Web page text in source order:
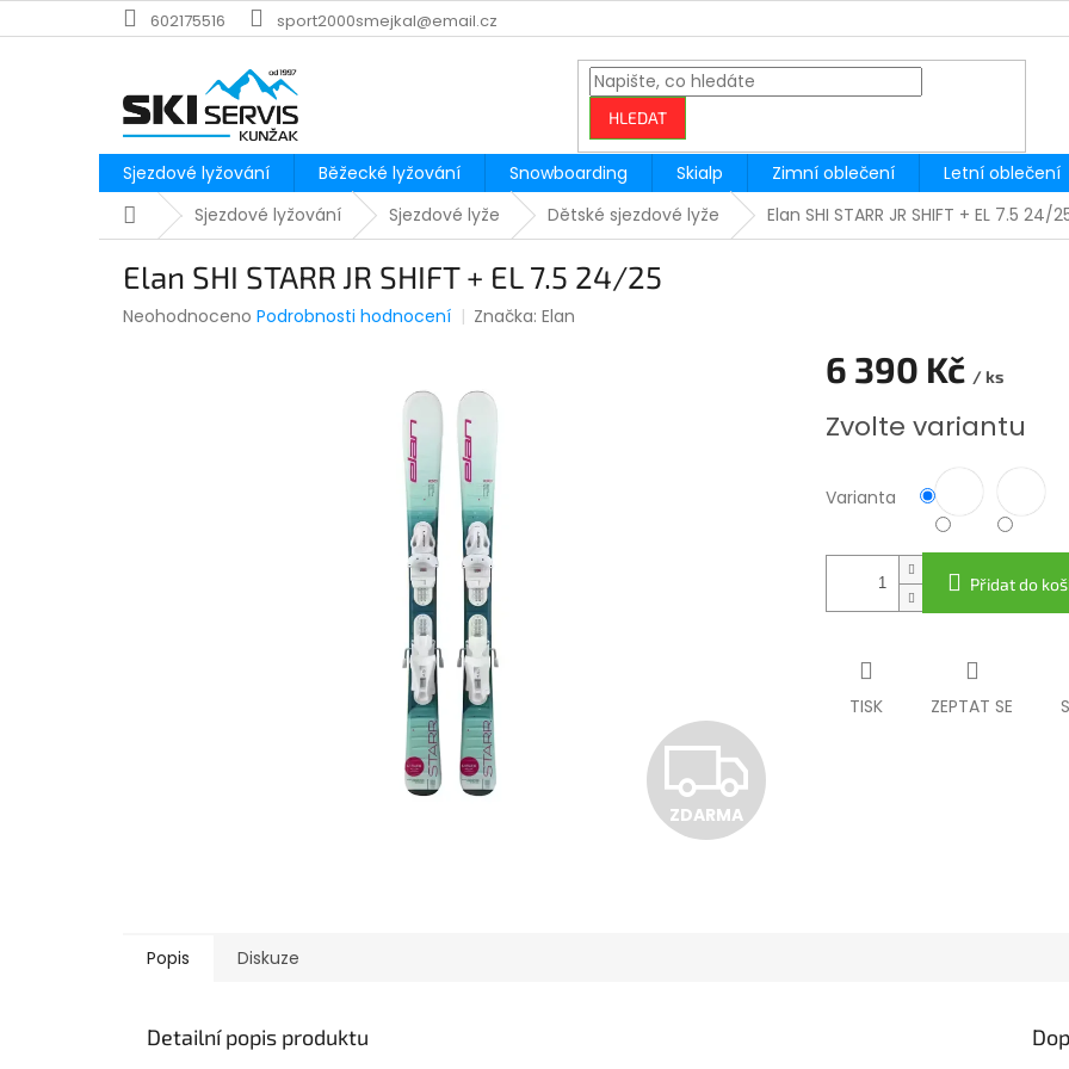
na
602175516 sport2000smejkal@email.cz
HLEDAT
Sjezdové lyžování Běžecké lyžování Snowboarding Skialp Zimní oblečení Letní oblečení
DomůSjezdové lyžování Sjezdové lyže Dětské sjezdové lyže Elan SHI STARR JR SHIFT + EL 7.5 24/
Elan SHI STARR JR SHIFT + EL 7.5 24/25
Průměrné
Neohodnoceno Podrobnosti hodnocení Značka:Elan
Z
ZDARMA
6 390 Kč / ks
cena:
Zvolte variantu
Varianta
Přidat do
TISK ZEPTAT SE
Popis Diskuze
Detailní popis produktu